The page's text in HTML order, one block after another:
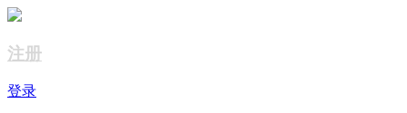
注册
登录